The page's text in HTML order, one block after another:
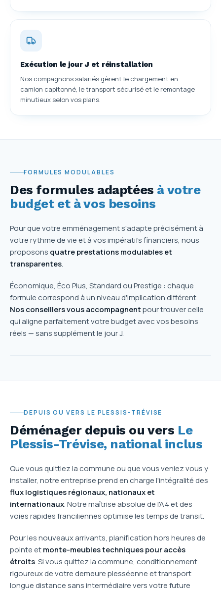
Exécution le jour J et réinstallation
Nos compagnons salariés gèrent le chargement en
camion capitonné, le transport sécurisé et le remontage
minutieux selon vos plans.
FORMULES MODULABLES
Des formules adaptées à votre
budget et à vos besoins
Pour que votre emménagement s'adapte précisément à
votre rythme de vie et à vos impératifs financiers, nous
proposons quatre prestations modulables et
transparentes.
Économique, Éco Plus, Standard ou Prestige : chaque
formule correspond à un niveau d'implication différent.
Nos conseillers vous accompagnentpour trouver celle
qui aligne parfaitement votre budget avec vos besoins
réels — sans supplément le jour J.
DEPUIS OU VERS LE PLESSIS-TRÉVISE
Déménager depuis ou vers Le
Plessis-Trévise, national inclus
Que vous quittiez la commune ou que vous veniez vous y
installer, notre entreprise prend en charge l'intégralité des
flux logistiques régionaux, nationaux et
internationaux. Notre maîtrise absolue de l'A4 et des
voies rapides franciliennes optimise les temps de transit.
Pour les nouveaux arrivants, planification hors heures de
pointe etmonte-meubles techniques pour accès
étroits. Si vous quittez la commune, conditionnement
rigoureux de votre demeure plesséenne et transport
longue distance sans intermédiaire vers votre future